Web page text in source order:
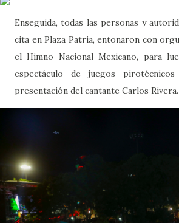
Enseguida, todas las personas y
cita en Plaza Patria, entonaron con
el Himno Nacional Mexicano, para
espectáculo de juegos
presentación del cantante Carlos Rivera.